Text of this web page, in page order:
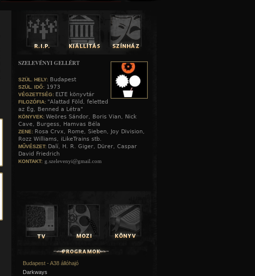
SZELEVÉNYI GELLÉRT
SZÜL. HELY: Budapest
SZÜL. IDŐ: 1973
VÉGZETTSÉG: ELTE könyvtár
FILOZÓFIA: "Alattad Föld, feletted
az Ég, Benned a Létra"
KÖNYVEK: Weöres Sándor, Boris Vian, Nick
Cave, Burgess, Hamvas Béla
ZENE: Rosa Crvx, Rome, Sieben, Joy Division,
Rozz Williams, iLikeTrains stb.
MŰVÉSZET: Dalí, H. R. Giger, Dürer, Caspar
David Friedrich
KONTAKT: g.szelevenyi@gmail.com
Budapest - A38 állóhajó
Darkways